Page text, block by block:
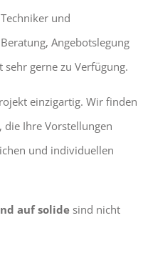
und
Angebotslegung
gerne zu Verfügung.
einzigartig. Wir finden
die Ihre Vorstellungen
und individuellen
auf solide sind nicht